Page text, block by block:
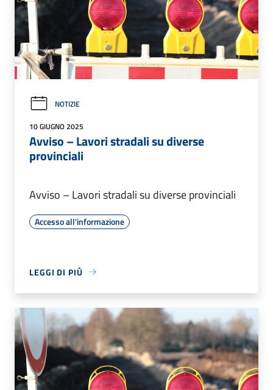
NOTIZIE
10 GIUGNO 2025
Avviso – Lavori stradali su diverse
provinciali
Avviso – Lavori stradali su diverse provinciali
Accesso all'informazione
LEGGI DI PIÙ